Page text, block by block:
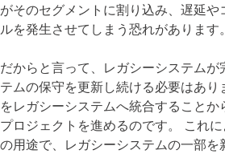
がそのセグメントに割り込み、遅延
ルを発生させてしまう恐れがあります。
だからと言って、レガシーシステムが
テムの保守を更新し続ける必要はあり
をレガシーシステムへ統合すること
プロジェクトを進めるのです。 これ
の用途で、レガシーシステムの一部